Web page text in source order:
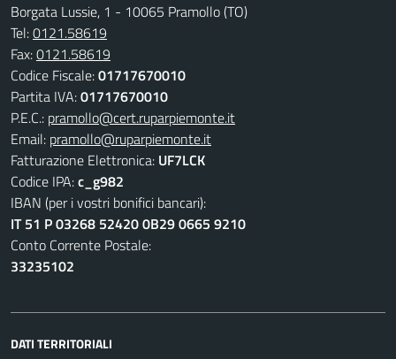
Borgata Lussie, 1 - 10065 Pramollo (TO)
Tel:0121.58619
Fax:0121.58619
Codice Fiscale:01717670010
Partita IVA:01717670010
P.E.C.: pramollo@cert.ruparpiemonte.it
Email: pramollo@ruparpiemonte.it
Fatturazione Elettronica: UF7LCK
Codice IPA:c_g982
IBAN (per i vostri bonifici bancari):
IT 51 P 03268 52420 0B29 0665 9210
Conto Corrente Postale:
33235102
DATI TERRITORIALI